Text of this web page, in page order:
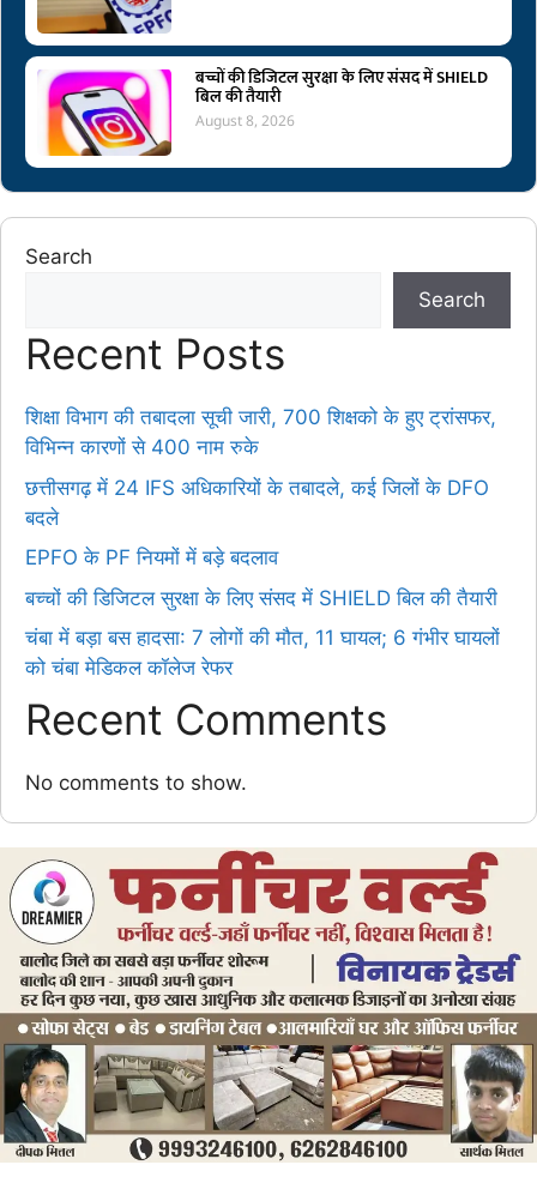
बच्चों की डिजिटल सुरक्षा के लिए संसद में SHIELD
बिल की तैयारी
August 8, 2026
Search
Search
Recent Posts
शिक्षा विभाग की तबादला सूची जारी, 700 शिक्षको के हुए ट्रांसफर,
विभिन्न कारणों से 400 नाम रुके
छत्तीसगढ़ में 24 IFS अधिकारियों के तबादले, कई जिलों के DFO
बदले
EPFO के PF नियमों में बड़े बदलाव
बच्चों की डिजिटल सुरक्षा के लिए संसद में SHIELD बिल की तैयारी
चंबा में बड़ा बस हादसा: 7 लोगों की मौत, 11 घायल; 6 गंभीर घायलों
को चंबा मेडिकल कॉलेज रेफर
Recent Comments
No comments to show.